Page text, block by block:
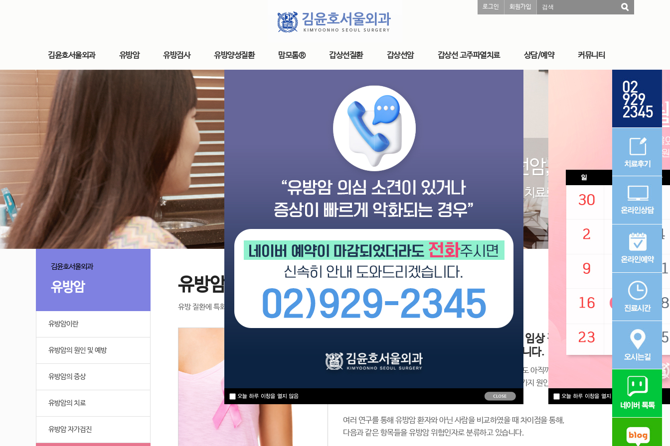
로그인 회원가입 검색
김윤호서울외과 유방암 유방검사 유방양성질환 맘모톰® 갑상선질환 갑상선암 갑상선 고주파열치료 상담/예약 커뮤니티
김윤호서울외과
유방암
유방암이란
유방암의 원인 및 예방
유방암의 증상
유방암의 치료
유방암 자가검진
유방암의 원인 및 예방
유방 질환에 특화된 체계적인 진단, 풍부한 임상 경험을 갖춘 전문의료진을 통해 치료할 수 있습니다.
유방 질환에 특화된 체계적인 진단, 풍부한 임상 경험
을 갖춘 전문의료진을 통해 치료할 수 있습니다.
유방암은 모든 암 중에서 가장 연구가 많이 된 암 중 하나인데도 아직까지 확
실한 원인으로 밝혀진 것은 없습니다. 하지만 유방암은 여러 가지 원인들이
여러 연구를 통해 유방암 환자와 아닌 사람을 비교하였을 때 차이점을 통해,
다음과 같은 항목들을 유방암 위험인자로 분류하고 있습니다.